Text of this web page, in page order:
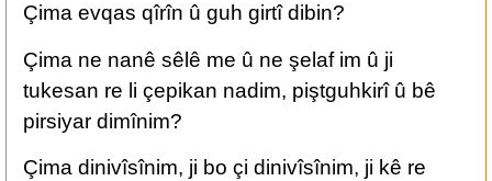
Çima evqas qîrîn û guh girtî dibin?
Çima ne nanê sêlê me û ne şelaf im û ji
tukesan re li çepikan nadim, piştguhkirî û bê
pirsiyar dimînim?
Çima dinivîsînim, ji bo çi dinivîsînim, ji kê re